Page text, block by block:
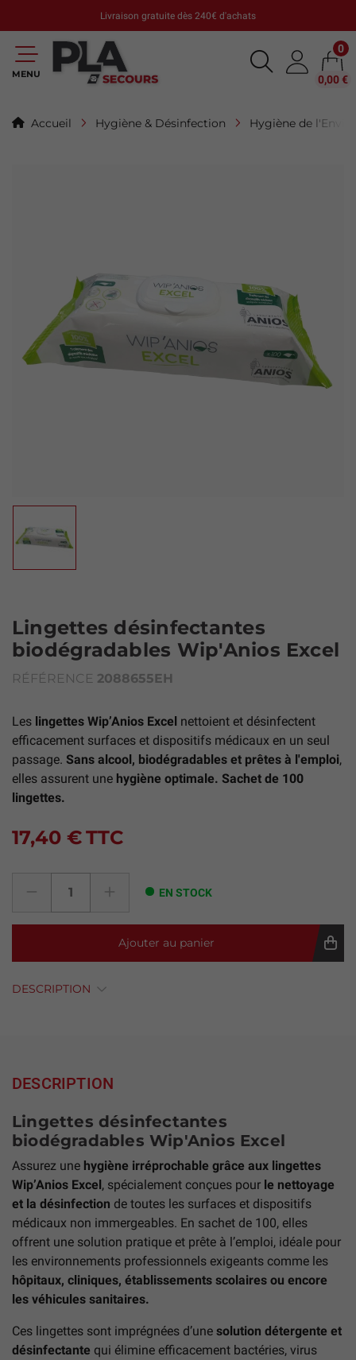
Livraison gratuite dès 240€ d'achats
MENU
0
0,00 €
Accueil Hygiène & Désinfection Hygiène de
Lingettes désinfectantes
biodégradables Wip'Anios Excel
RÉFÉRENCE 2088655EH
Les lingettes Wip’Anios Excel nettoient et désinfectent
efficacement surfaces et dispositifs médicaux en un seul
passage. Sans alcool, biodégradables et prêtes à l'emploi,
elles assurent une hygiène optimale. Sachet de 100
lingettes.
17,40 €TTC
EN STOCK
Ajouter au panier
DESCRIPTION
DESCRIPTION
Lingettes désinfectantes
biodégradables Wip'Anios Excel
Assurez une hygiène irréprochable grâce aux lingettes
Wip’Anios Excel, spécialement conçues pour le nettoyage
et la désinfection de toutes les surfaces et dispositifs
médicaux non immergeables. En sachet de 100, elles
offrent une solution pratique et prête à l’emploi, idéale pour
les environnements professionnels exigeants comme les
hôpitaux, cliniques, établissements scolaires ou encore
les véhicules sanitaires.
Ces lingettes sont imprégnées d’une solution détergente et
désinfectante qui élimine efficacement bactéries, virus